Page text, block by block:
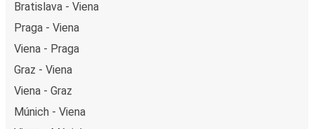
Bratislava - Viena
Praga - Viena
Viena - Praga
Graz - Viena
Viena - Graz
Múnich - Viena